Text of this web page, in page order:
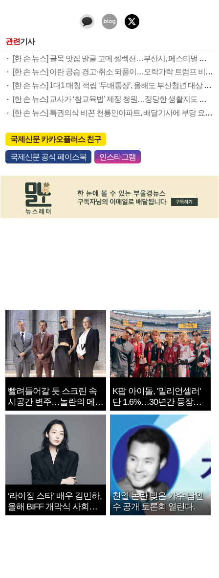
관련기사
[한 손 뉴스] 골목 맛집 발굴 고메 셀렉션…부산시, 페스티벌 시월 연계
[한 손 뉴스] 이란 공습 경고·취소 되풀이…오락가락 트럼프 비꼰 ‘타코’
[한 손 뉴스] 1대1 매칭 적립 ‘두배통장’, 올해도 부산청년 대상 접수
[한 손 뉴스] 교사가 ‘참교육법’ 제정 청원…정당한 생활지도 권한 요구
[한 손 뉴스] 특권의식 비꼰 천룡인아파트, 배달기사에 부당 요구 논란
국제신문 카카오플러스 친구
국제신문 공식 페이스북 인스타그램
빨려들어갈 듯 스크린 속
시공간 변주…놀란의 메시
지는 ‘전쟁 속죄’
K팝 아이돌, '밀리언셀러'
단 1.6%…30년간 등장
1182개팀 전수조사
‘라이징 스타’ 배우 김민하,
올해 BIFF 개막식 사회자
확정
친일 논란 빚은 가수 남인
수 공개 토론회 열린다.